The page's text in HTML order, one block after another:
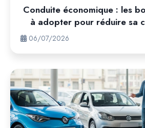
Conduite économique : les
à adopter pour réduire sa
06/07/2026